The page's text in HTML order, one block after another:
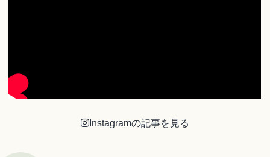
Instagramの記事を見る